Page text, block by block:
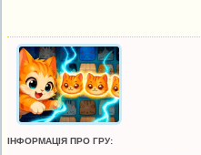
ІНФОРМАЦІЯ ПРО ГРУ: